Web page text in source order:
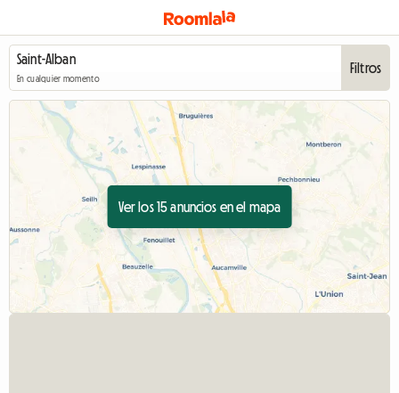
En cualquier momento
Filtros
Ver los 15 anuncios en el mapa